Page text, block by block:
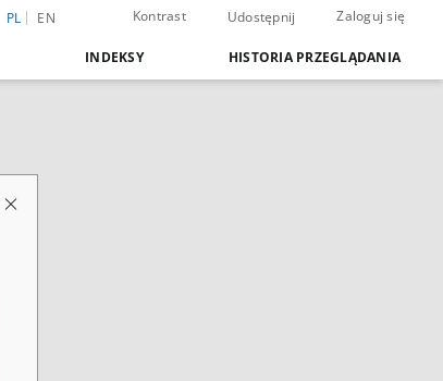
PL EN Kontrast Udostępnij Zaloguj się
INDEKSY HISTORIA PRZEGLĄDANIA